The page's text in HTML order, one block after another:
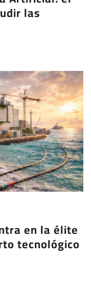
las
en la élite
tecnológico